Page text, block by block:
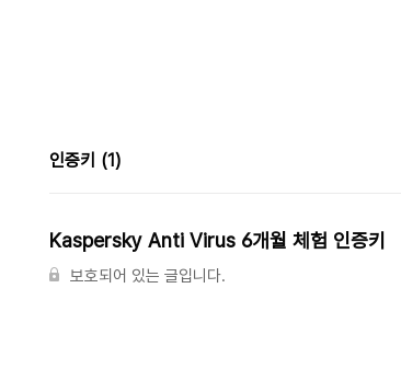
인증키 (1)
Kaspersky Anti Virus 6개월 체험 인증키
보호되어 있는 글입니다.